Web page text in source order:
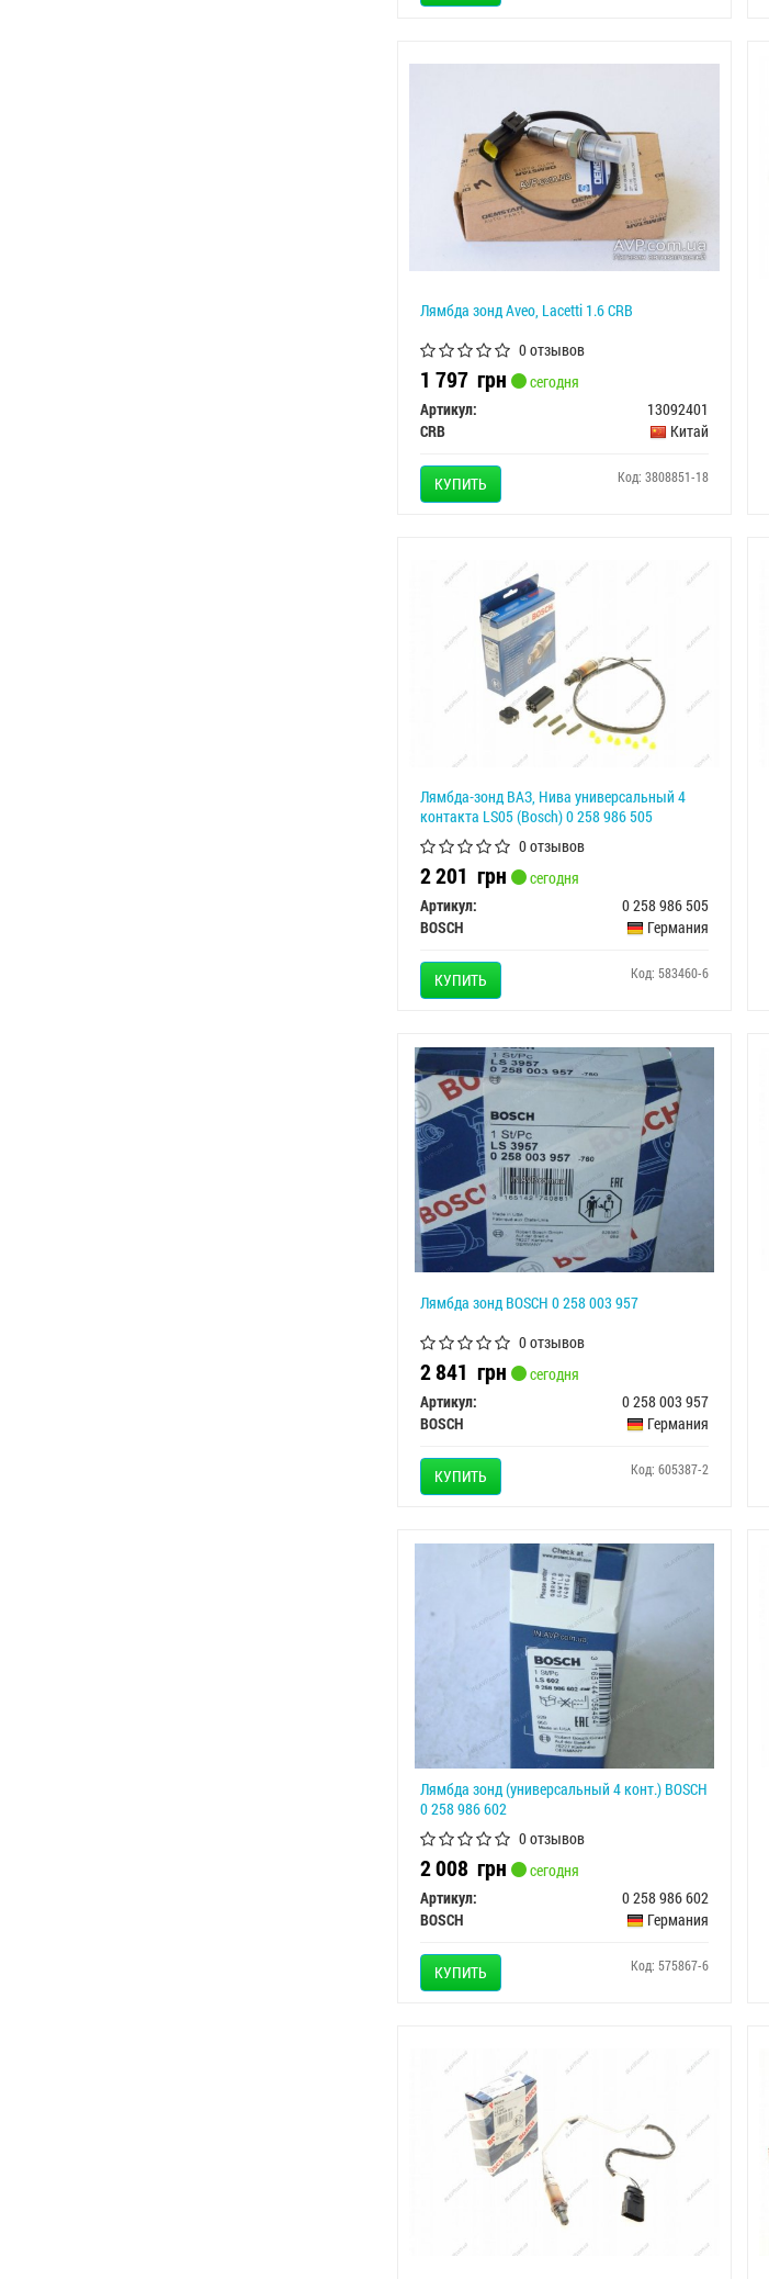
Лямбда зонд Aveo, Lacetti 1.6 CRB
0 отзывов
1 797 грн
сегодня
Артикул:
13092401
CRB
Китай
КУПИТЬ Код: 3808851-18
Лямбда-зонд ВАЗ, Нива универсальный 4
контакта LS05 (Bosch) 0 258 986 505
0 отзывов
2 201 грн
сегодня
Артикул:
0 258 986 505
BOSCH
Германия
КУПИТЬ Код: 583460-6
Лямбда зонд BOSCH 0 258 003 957
0 отзывов
2 841 грн
сегодня
Артикул:
0 258 003 957
BOSCH
Германия
КУПИТЬ Код: 605387-2
Лямбда зонд (универсальный 4 конт.) BOSCH
0 258 986 602
0 отзывов
2 008 грн
сегодня
Артикул:
0 258 986 602
BOSCH
Германия
КУПИТЬ Код: 575867-6